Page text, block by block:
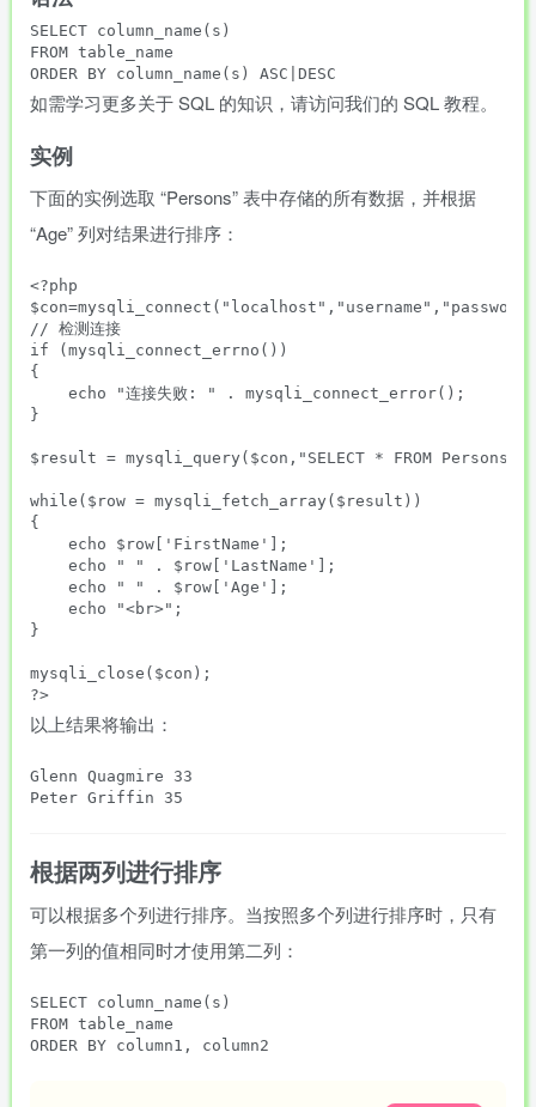
SELECT column_name(s)
FROM table_name
如需学习更多关于 SQL 的知识，请访问我们的 SQL 教程。
实例
下面的实例选取 “Persons” 表中存储的所有数据，并根据
“Age” 列对结果进行排序：
<?php
// 检测连接
if (mysqli_connect_errno())
{
echo "连接失败: " . mysqli_connect_error();
}
$result = mysqli_query($con,"SELECT * FROM Persons
while($row = mysqli_fetch_array($result))
{
echo $row['FirstName'];
echo " " . $row['LastName'];
echo " " . $row['Age'];
echo "<br>";
}
mysqli_close($con);
以上结果将输出：
Glenn Quagmire 33
根据两列进行排序
可以根据多个列进行排序。当按照多个列进行排序时，只有
第一列的值相同时才使用第二列：
SELECT column_name(s)
FROM table_name